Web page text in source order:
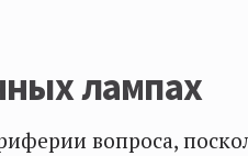
лампах
вопроса,